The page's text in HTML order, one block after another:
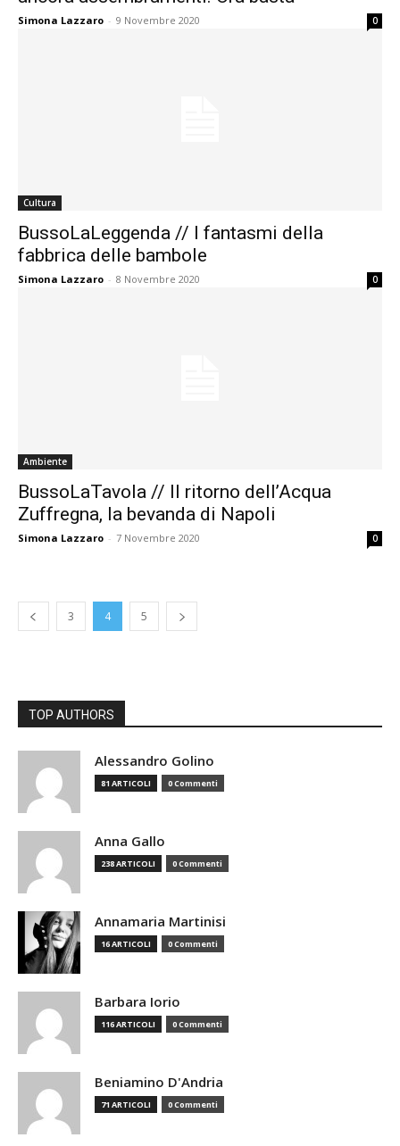
Simona Lazzaro - 9 Novembre 2020 0
Cultura
BussoLaLeggenda // I fantasmi della
fabbrica delle bambole
Simona Lazzaro - 8 Novembre 2020 0
Ambiente
BussoLaTavola // Il ritorno dell’Acqua
Zuffregna, la bevanda di Napoli
Simona Lazzaro - 7 Novembre 2020 0
3 4 5
TOP AUTHORS
Alessandro Golino
81 ARTICOLI 0 Commenti
Anna Gallo
238 ARTICOLI 0 Commenti
Annamaria Martinisi
16 ARTICOLI 0 Commenti
Barbara Iorio
116 ARTICOLI 0 Commenti
Beniamino D'Andria
71 ARTICOLI 0 Commenti